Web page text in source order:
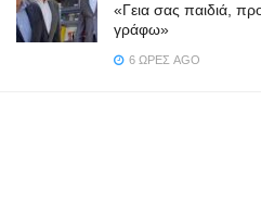
«Γεια σας παιδιά,
γράφω»
6 ΏΡΕΣ AGO